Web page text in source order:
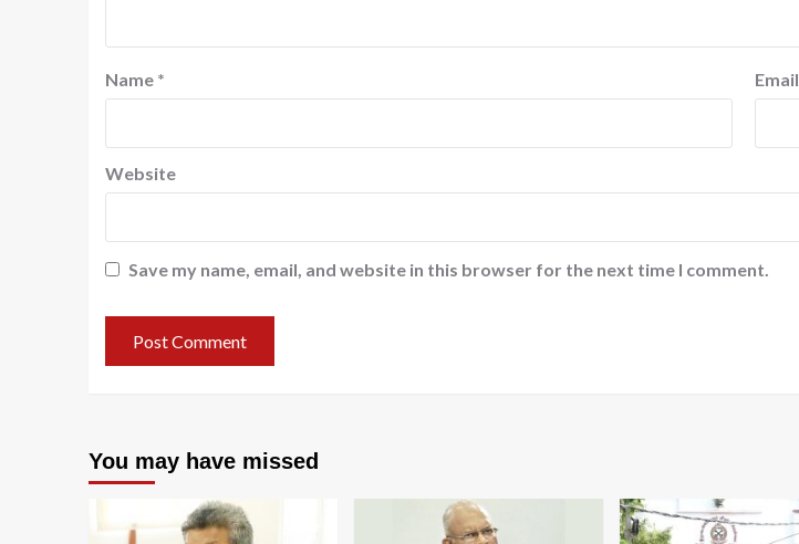
Name * Email
Website
Save my name, email, and website in this browser for the next time I comment.
You may have missed